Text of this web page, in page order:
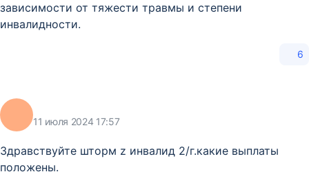
зависимости от тяжести травмы и степени
инвалидности.
6
11 июля 2024 17:57
Здравствуйте шторм z инвалид 2/г.какие выплаты
положены.